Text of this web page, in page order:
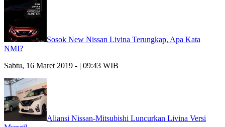
Sosok New Nissan Livina Terungkap, Apa Kata
NMI?
Sabtu, 16 Maret 2019 - | 09:43 WIB
Aliansi Nissan-Mitsubishi Luncurkan Livina Versi